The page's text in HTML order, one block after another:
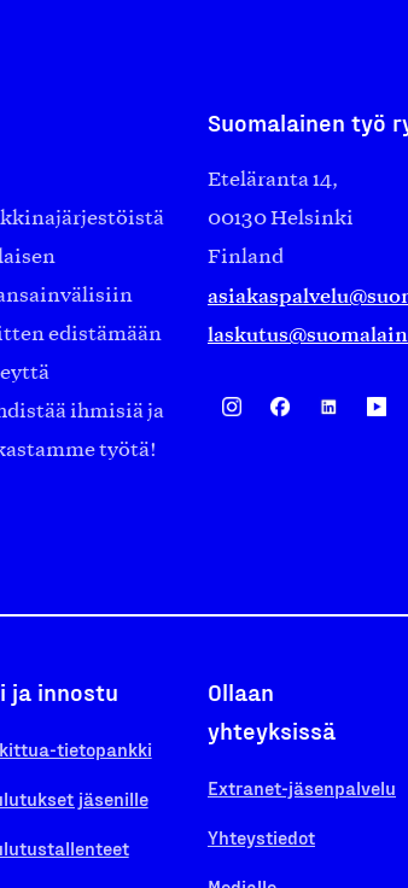
edistämään
ihmisiä ja
työtä!
Suomalainen työ
Eteläranta 14,
00130 Helsinki
Finland
ja innostu
tietopankki
jäsenille
Ollaan
yhteyksissä
Extranet-jäsenpalvelu
Yhteystiedot